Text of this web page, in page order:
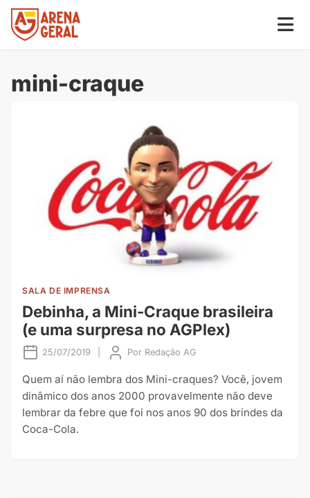
mini-craque
SALA DE IMPRENSA
Debinha, a Mini-Craque brasileira
(e uma surpresa no AGPlex)
25/07/2019 Por Redação AG
Quem aí não lembra dos Mini-craques? Você, jovem
dinâmico dos anos 2000 provavelmente não deve
lembrar da febre que foi nos anos 90 dos brindes da
Coca-Cola.